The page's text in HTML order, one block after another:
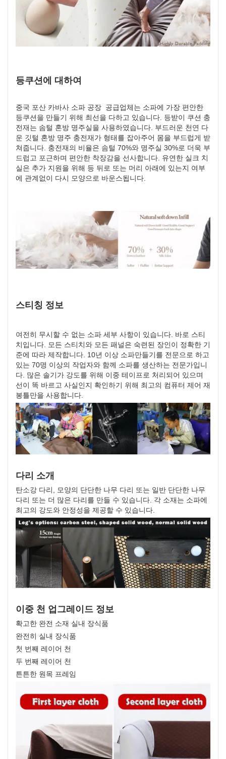
등쿠션에 대하여
중국 포산 카바사 소파 공장 공급업체는 소파에 가장 편안한
등쿠션을 만들기 위해 최선을 다하고 있습니다. 등받이 쿠션 충
전재는 솜털 혼방 명주실을 사용하였습니다. 부드러운 천연 다
운 깃털 혼방 명주 충전재가 형태를 잡아주어 몸을 부드럽게 받
쳐줍니다. 충전재의 비율은 솜털 70%와 명주실 30%로 더욱 부
드럽고 포근하며 편안한 착장감을 선사합니다. 유연한 실크 치
실은 추가 지원을 위해 등 뒤로 또는 머리 아래에 있는지 여부
에 관계없이 다시 모양으로 바운스됩니다.
스티칭 정보
여전히 무시할 수 없는 소파 세부 사항이 있습니다. 바로 스티
치입니다. 모든 스티치와 모든 패널은 숙련된 장인이 정확한 기
준에 따라 제작합니다. 10년 이상 소파만들기를 전문으로 하고
있는 70명 이상의 작업자와 함께 소파를 생산하는 전문가입니
다. 많은 솔기가 강도를 위해 이중 테이프로 처리되어 있으며
선이 똑 바르고 사실인지 확인하기 위해 최고의 컴퓨터 제어 재
봉틀만을 사용합니다.
다리 소개
탄소강 다리, 모양의 단단한 나무 다리 또는 일반 단단한 나무
다리 또는 더 많은 다리를 만들 수 있습니다. 각 소재는 소파에
최고의 강도와 안정성을 제공할 수 있습니다.
이중 천 업그레이드 정보
확고한 완전 소재 실내 장식품
완전히 실내 장식품
첫 번째 레이어 천
두 번째 레이어 천
튼튼한 원목 프레임